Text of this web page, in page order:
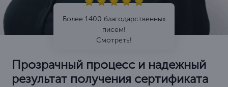
Более 1400 благодарственных
писем!
Смотреть!
Прозрачный процесс и надежный
результат получения сертификата